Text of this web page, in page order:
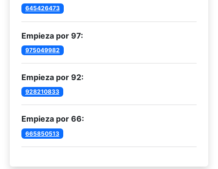
645426473
Empieza por 97:
975049982
Empieza por 92:
928210833
Empieza por 66:
665850513